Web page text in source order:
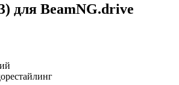
для BeamNG.drive